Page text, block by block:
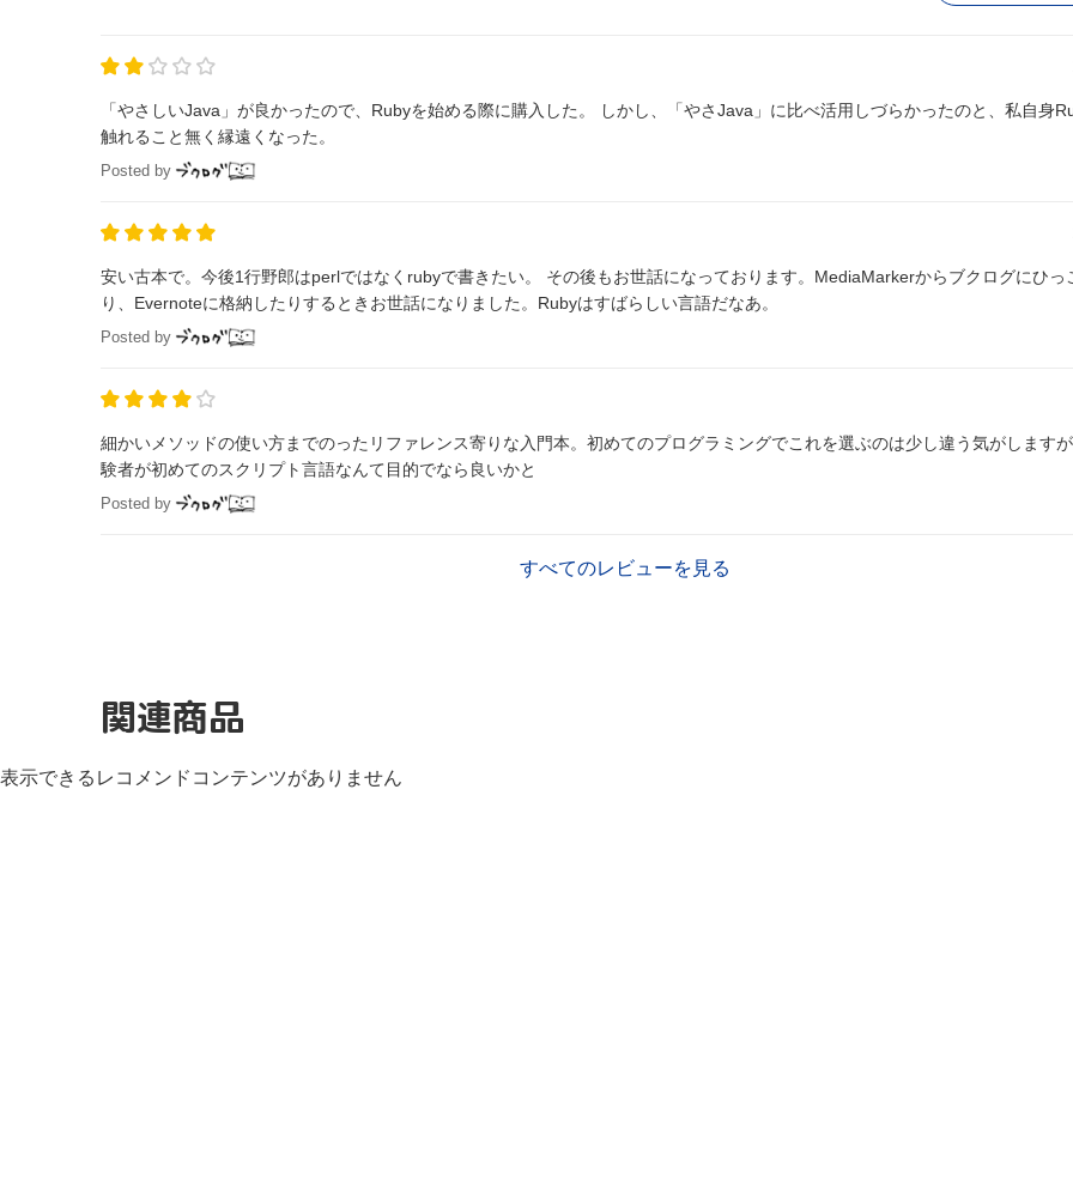
「やさしいJava」が良かったので、Rubyを始める際に購入した。 しかし、「やさJava」に比べ活用しづらかったのと、私自身
触れること無く縁遠くなった。
Posted by
安い古本で。今後1行野郎はperlではなくrubyで書きたい。 その後もお世話になっております。MediaMarkerからブクログにひっこした
り、Evernoteに格納したりするときお世話になりました。Rubyはすばらしい言語だなあ。
Posted by
細かいメソッドの使い方までのったリファレンス寄りな入門本。初めてのプログラミングでこれを選ぶのは少し違う気がします
験者が初めてのスクリプト言語なんて目的でなら良いかと
Posted by
すべてのレビューを見る
関連商品
表示できるレコメンドコンテンツがありません